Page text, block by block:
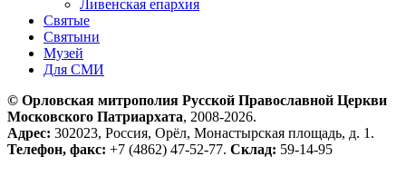
Ливенская епархия
Святые
Святыни
Музей
Для СМИ
© Орловская митрополия Русской Православной Церкви
Московского Патриархата, 2008-2026.
Адрес: 302023, Россия, Орёл, Монастырская площадь, д. 1.
Телефон, факс: +7 (4862) 47-52-77. Склад: 59-14-95